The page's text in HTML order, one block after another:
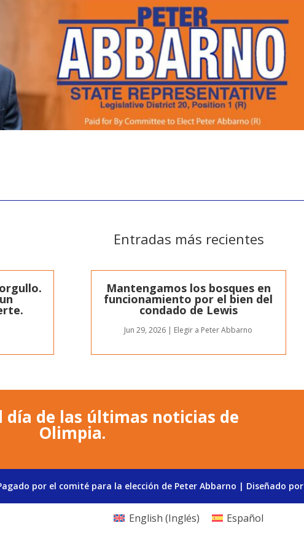
Entradas más recientes
Mantengamos los bosques en
funcionamiento por el bien del
condado de Lewis
Jun 29, 2026 | Elegir a Peter Abbarno
día de las últimas noticias de
Olimpia.
por el comité para la elección de Peter Abbarno | Diseñado por
English (Inglés) Español